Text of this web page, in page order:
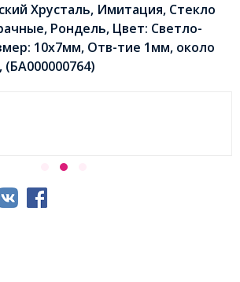
Хрусталь, Имитация, Стекло
Рондель, Цвет: Светло-
10х7мм, Отв-тие 1мм, около